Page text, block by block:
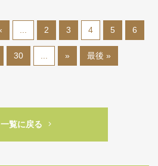
2 3 4 5 6
30 » 最後 »
一覧に戻る